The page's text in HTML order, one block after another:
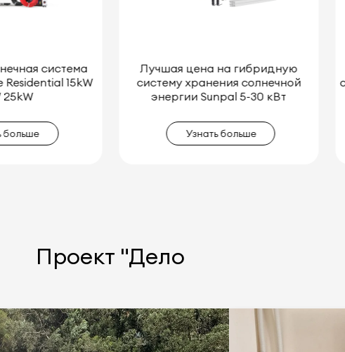
гибридную
солнечной
5-30 кВт
больше
Комплект гибридной домашней
системы хранения энергии Sunpal
5 кВт 8 кВт 10 кВт 12 кВт
Узнать больше
Проект "Дело